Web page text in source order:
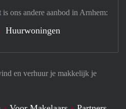
en verhuur je makkelijk je
ons andere aanbod in Arnhem:
Huurwoningen